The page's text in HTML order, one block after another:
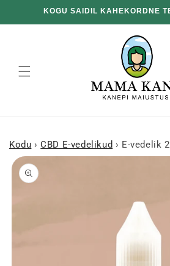
sisu
KOGU SAIDIL KAHEKORDNE
Kodu › CBD E-vedelikud › E-vedelik
Mine
tooteinfo
juurde